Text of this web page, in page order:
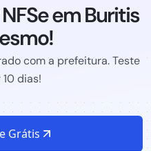
em Buritis
com a prefeitura. Teste
dias!
Grátis